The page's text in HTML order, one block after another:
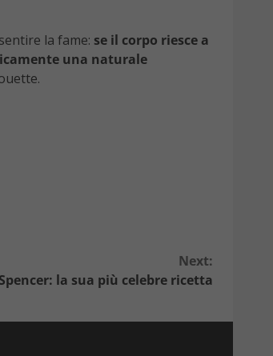
la fame: se il corpo riesce a
una naturale
Next:
la sua più celebre ricetta